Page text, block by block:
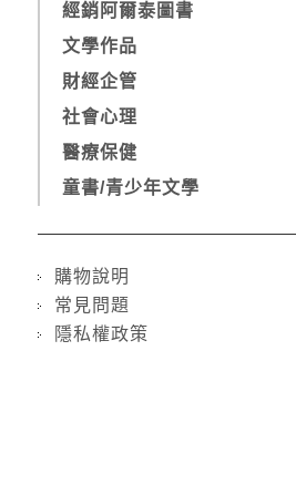
經銷阿爾泰圖書
文學作品
財經企管
社會心理
醫療保健
童書/青少年文學
購物說明
常見問題
隱私權政策